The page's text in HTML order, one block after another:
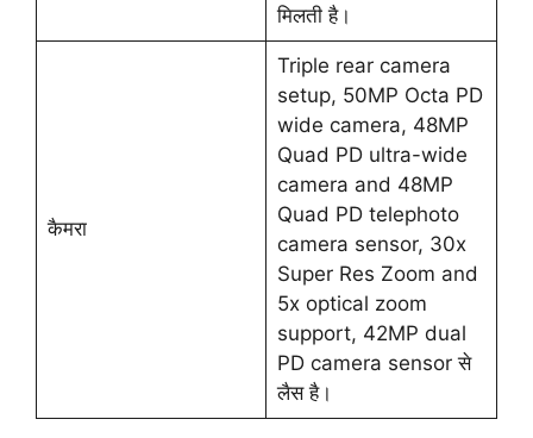
मिलती है।
कैमरा
Triple rear camera
setup, 50MP Octa PD
wide camera, 48MP
Quad PD ultra-wide
camera and 48MP
Quad PD telephoto
camera sensor, 30x
Super Res Zoom and
5x optical zoom
support, 42MP dual
PD camera sensor से
लैस है।